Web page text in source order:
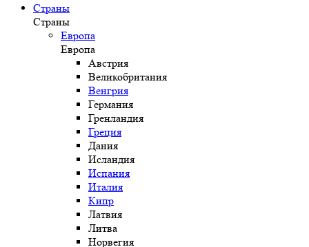
Страны
Страны
Европа
Европа
Австрия
Великобритания
Венгрия
Германия
Гренландия
Греция
Дания
Исландия
Испания
Италия
Кипр
Латвия
Литва
Норвегия